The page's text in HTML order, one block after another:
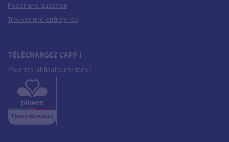
Poser une question
Trouver une entreprise
TÉLÉCHARGEZ L'APP !
Pour les utilisateurs·rices :